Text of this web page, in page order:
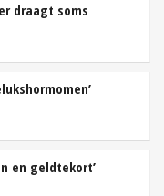
draagt soms
en geldtekort’